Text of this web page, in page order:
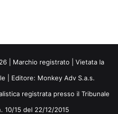
| Marchio registrato | Vietata la
| Editore: Monkey Adv S.a.s.
registrata presso il Tribunale
10/15 del 22/12/2015